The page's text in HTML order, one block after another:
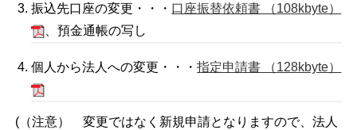
振込先口座の変更・・・ 口座振替依頼書 （108kbyte）
、預金通帳の写し
個人から法人への変更・・・指定申請書 （128kbyte）
(（注意） 変更ではなく新規申請となりますので、法人